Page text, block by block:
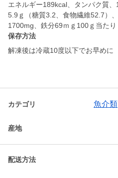
エネルギー189kcal、タンパク質
5.9ｇ（糖質3.2、食物繊維52.7）
1700mg、鉄分69ｍｇ100ｇ当たり
保存方法
解凍後は冷蔵10度以下でお早め
カテゴリ 魚介類
産地
配送方法